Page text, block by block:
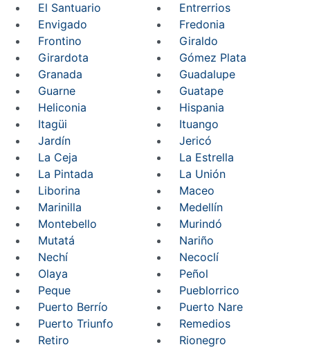
El Santuario
Entrerrios
Envigado
Fredonia
Frontino
Giraldo
Girardota
Gómez Plata
Granada
Guadalupe
Guarne
Guatape
Heliconia
Hispania
Itagüi
Ituango
Jardín
Jericó
La Ceja
La Estrella
La Pintada
La Unión
Liborina
Maceo
Marinilla
Medellín
Montebello
Murindó
Mutatá
Nariño
Nechí
Necoclí
Olaya
Peñol
Peque
Pueblorrico
Puerto Berrío
Puerto Nare
Puerto Triunfo
Remedios
Retiro
Rionegro